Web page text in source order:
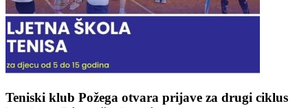
Teniski klub Požega otvara prijave za drugi ciklus